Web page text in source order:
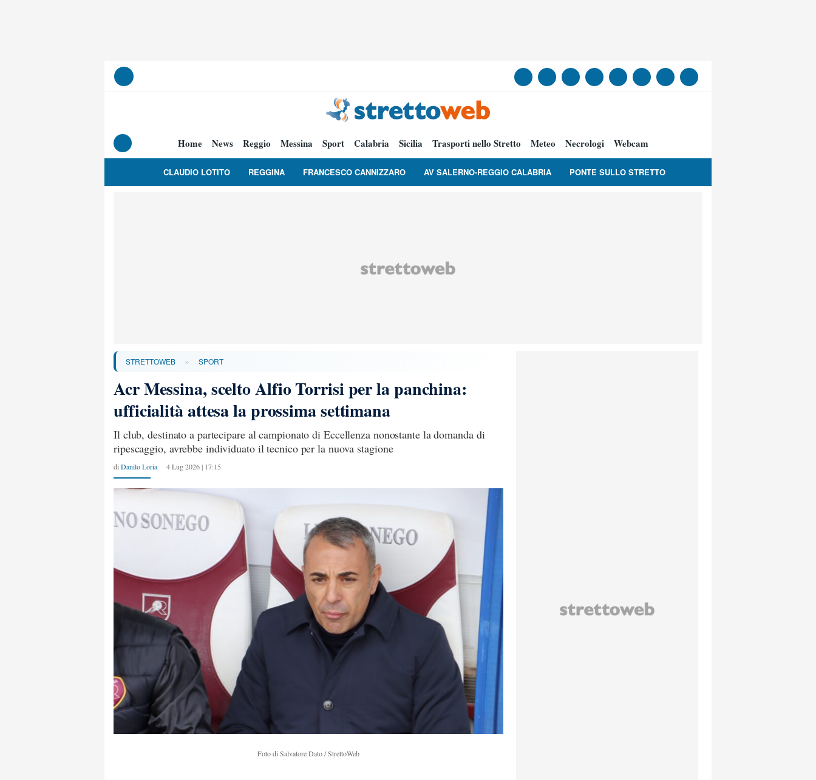
Home News Reggio Messina Sport Calabria Sicilia Trasporti nello Stretto Meteo Necrologi Webcam
CLAUDIO LOTITO REGGINA FRANCESCO CANNIZZARO AV SALERNO-REGGIO CALABRIA PONTE SULLO STRETTO
STRETTOWEB » SPORT
Acr Messina, scelto Alfio Torrisi per la panchina:
ufficialità attesa la prossima settimana
Il club, destinato a partecipare al campionato di Eccellenza nonostante la domanda di
ripescaggio, avrebbe individuato il tecnico per la nuova stagione
di Danilo Loria 4 Lug 2026 | 17:15
Foto di Salvatore Dato / StrettoWeb